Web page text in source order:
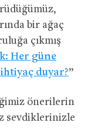
bir ağaç
çıkmış
Her güne
duyar?”
önerilerin
sevdiklerinizle